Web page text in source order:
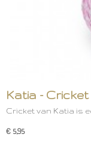
Katia - Cricket
Cricket van Katia is
€ 5,95